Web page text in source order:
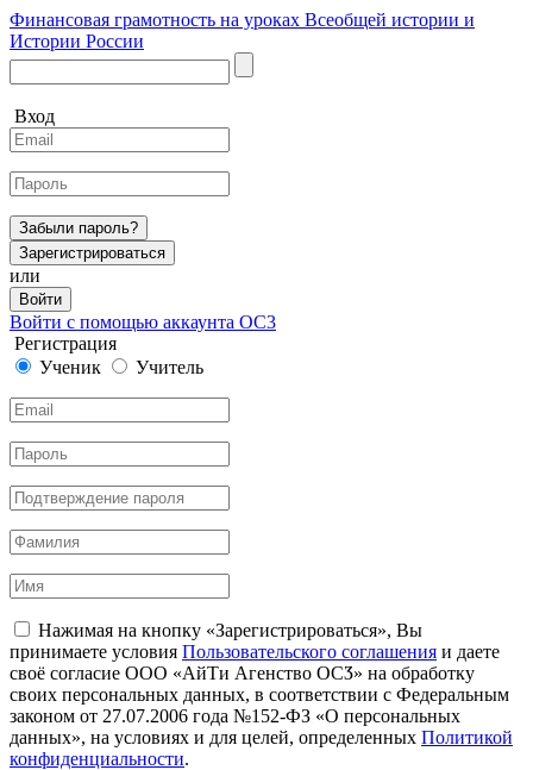
Финансовая грамотность на уроках Всеобщей истории и
Истории России
Вход
Забыли пароль?
Зарегистрироваться
или
Войти
Войти с помощью аккаунта ОС3
Регистрация
Ученик
Учитель
Нажимая на кнопку «Зарегистрироваться», Вы
принимаете условия Пользовательского соглашения и даете
своё согласие ООО «АйТи Агенство ОСӠ» на обработку
своих персональных данных, в соответствии с Федеральным
законом от 27.07.2006 года №152-ФЗ «О персональных
данных», на условиях и для целей, определенных Политикой
конфиденциальности.